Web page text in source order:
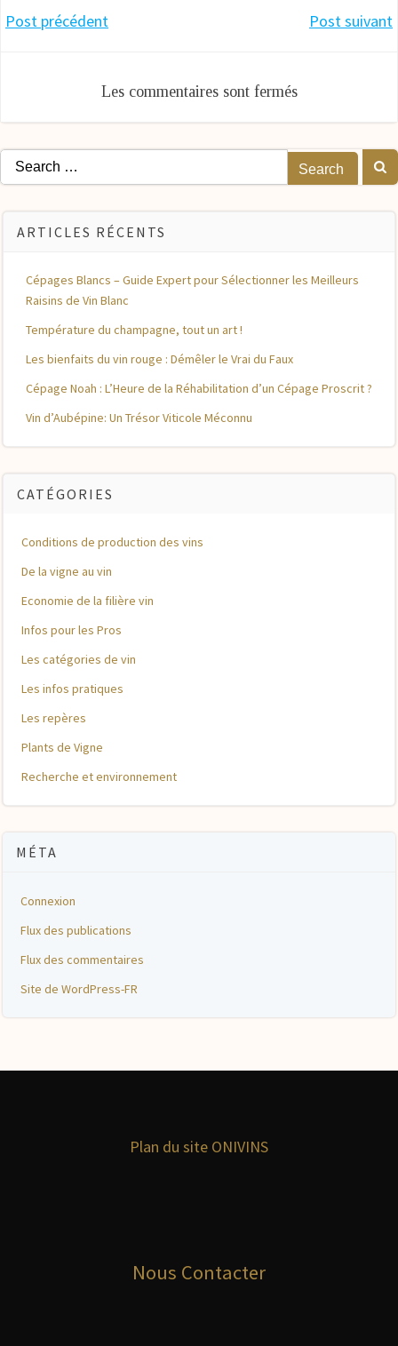
Navigation
l’article
Post précédent
Navigation
l’article
Post suivant
Les commentaires sont fermés
Search
for:
ARTICLES RÉCENTS
Cépages Blancs – Guide Expert pour Sélectionner les Meilleurs
Raisins de Vin Blanc
Température du champagne, tout un art !
Les bienfaits du vin rouge : Démêler le Vrai du Faux
Cépage Noah : L’Heure de la Réhabilitation d’un Cépage Proscrit ?
Vin d’Aubépine: Un Trésor Viticole Méconnu
CATÉGORIES
Conditions de production des vins
De la vigne au vin
Economie de la filière vin
Infos pour les Pros
Les catégories de vin
Les infos pratiques
Les repères
Plants de Vigne
Recherche et environnement
MÉTA
Connexion
Flux des publications
Flux des commentaires
Site de WordPress-FR
Plan du site ONIVINS
Nous Contacter